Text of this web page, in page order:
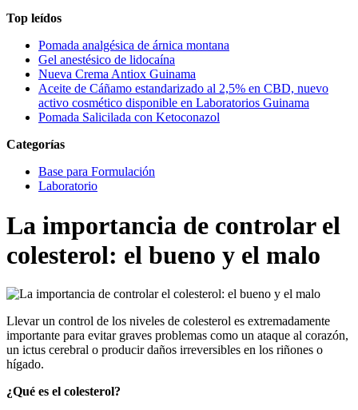
Top leídos
Pomada analgésica de árnica montana
Gel anestésico de lidocaína
Nueva Crema Antiox Guinama
Aceite de Cáñamo estandarizado al 2,5% en CBD, nuevo
activo cosmético disponible en Laboratorios Guinama
Pomada Salicilada con Ketoconazol
Categorías
Base para Formulación
Laboratorio
La importancia de controlar el
colesterol: el bueno y el malo
Llevar un control de los niveles de colesterol es extremadamente
importante para evitar graves problemas como un ataque al corazón,
un ictus cerebral o producir daños irreversibles en los riñones o
hígado.
¿Qué es el colesterol?